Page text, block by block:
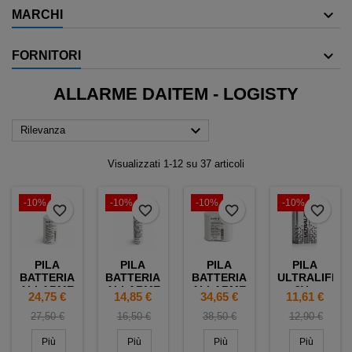
MARCHI
FORNITORI
ALLARME DAITEM - LOGISTY
Rilevanza 
Visualizzati 1-12 su 37 articoli
-10%
PILA
BATTERIA
ALLARME
BATLI01 -
3,6V -
COMPATIBILE
Prezzo
24,75 €Prezzo
27,50 €
Più
favorite_border -10%
PILA
BATTERIA
ALLARME
BATLI04 -
3,6V -
COMPATIBILE
Prezzo
14,85 €Prezzo
16,50 €
Più
favorite_border -10%
PILA
BATTERIA
ALLARME
BATLI06 -
7,2V -
COMPATIBILE
Prezzo
34,65 €Prezzo
38,50 €
Più
favorite_border -10%
PILA
ULTRALIFE
9V -
FORMATO
6LR61
U9VL- J
Prezzo
11,61 €
12,90 €
Più
favorite_border